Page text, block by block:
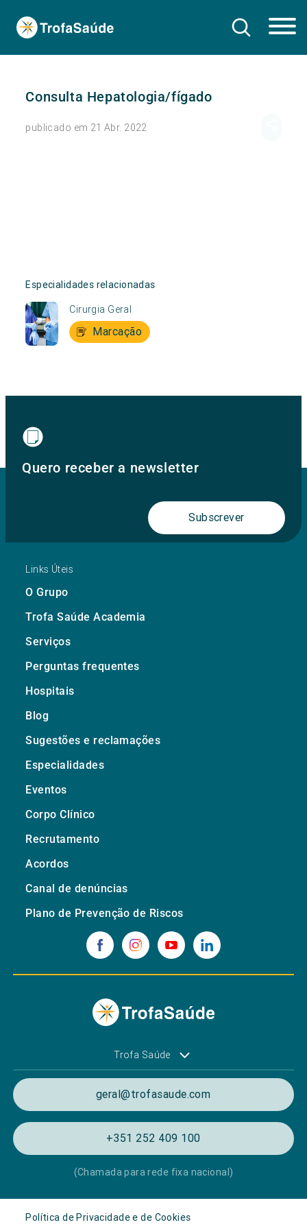
Consulta Hepatologia/fígado
publicado em 21 Abr. 2022
Especialidades relacionadas
Cirurgia Geral
Marcação
Quero receber a newsletter
Subscrever
Links Úteis
O Grupo
Trofa Saúde Academia
Serviços
Perguntas frequentes
Hospitais
Blog
Sugestões e reclamações
Especialidades
Eventos
Corpo Clínico
Recrutamento
Acordos
Canal de denúncias
Plano de Prevenção de Riscos
Trofa Saúde
geral@trofasaude.com
+351 252 409 100
(Chamada para rede fixa nacional)
Política de Privacidade e de Cookies